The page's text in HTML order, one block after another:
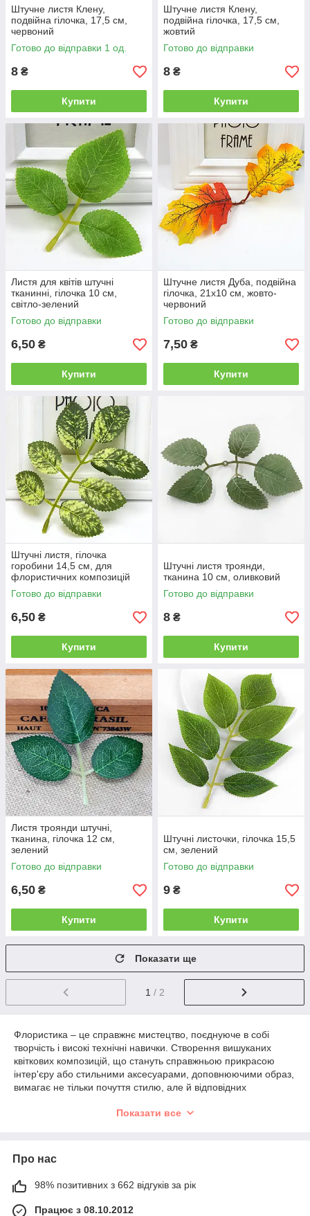
Штучне листя Клену,
подвійна гілочка, 17,5 см,
червоний
Готово до відправки 1 од.
8 ₴
Купити
Штучне листя Клену,
подвійна гілочка, 17,5 см,
жовтий
Готово до відправки
8 ₴
Купити
Листя для квітів штучні
тканинні, гілочка 10 см,
світло-зелений
Готово до відправки
6,50 ₴
Купити
Штучне листя Дуба, подвійна
гілочка, 21х10 см, жовто-
червоний
Готово до відправки
7,50 ₴
Купити
Штучні листя, гілочка
горобини 14,5 см, для
флористичних композицій
Готово до відправки
6,50 ₴
Купити
Штучні листя троянди,
тканина 10 см, оливковий
Готово до відправки
8 ₴
Купити
Листя троянди штучні,
тканина, гілочка 12 см,
зелений
Готово до відправки
6,50 ₴
Купити
Штучні листочки, гілочка 15,5
см, зелений
Готово до відправки
9 ₴
Купити
Показати ще
1 / 2
Флористика – це справжнє мистецтво, поєднуюче в собі
творчість і високі технічні навички. Створення вишуканих
квіткових композицій, що стануть справжньою прикрасою
інтер'єру або стильними аксесуарами, доповнюючими образ,
вимагає не тільки почуття стилю, але й відповідних
штучне листя. Воно надає реалістичності,
Штучне листя широко використовується у
підходить не тільки для квіткових композицій, але й для інших
квітковий вінок, оформлюєте інтер'єр або прикрашаєте
Показати все
Про нас
98% позитивних з 662 відгуків за рік
Працює з 08.10.2012